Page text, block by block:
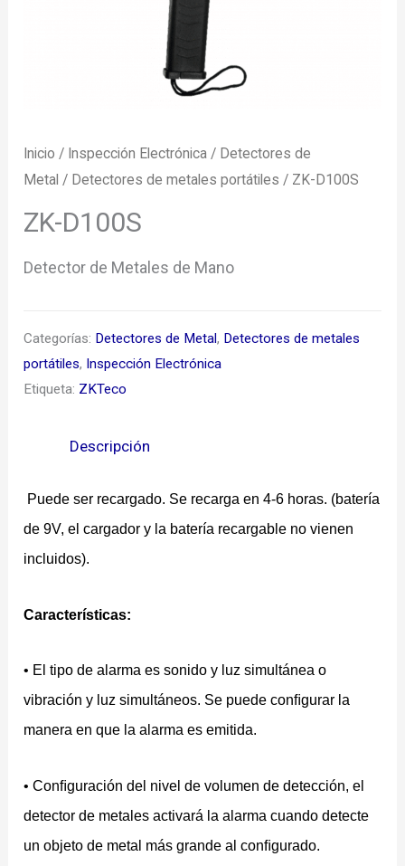
Inicio / Inspección Electrónica / Detectores de
Metal / Detectores de metales portátiles / ZK-D100S
ZK-D100S
Detector de Metales de Mano
Categorías: Detectores de Metal, Detectores de metales
portátiles, Inspección Electrónica
Etiqueta: ZKTeco
Descripción
Puede ser recargado. Se recarga en 4-6 horas. (batería
de 9V, el cargador y la batería recargable no vienen
incluidos).
Características:
• El tipo de alarma es sonido y luz simultánea o
vibración y luz simultáneos. Se puede conﬁgurar la
manera en que la alarma es emitida.
• Conﬁguración del nivel de volumen de detección, el
detector de metales activará la alarma cuando detecte
un objeto de metal más grande al conﬁgurado.